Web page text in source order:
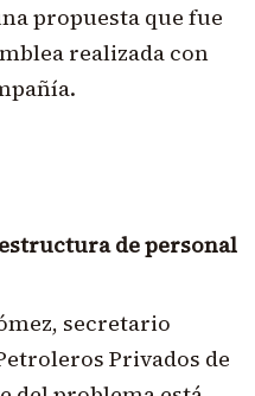
propuesta que fue
realizada con
de personal
secretario
Privados de